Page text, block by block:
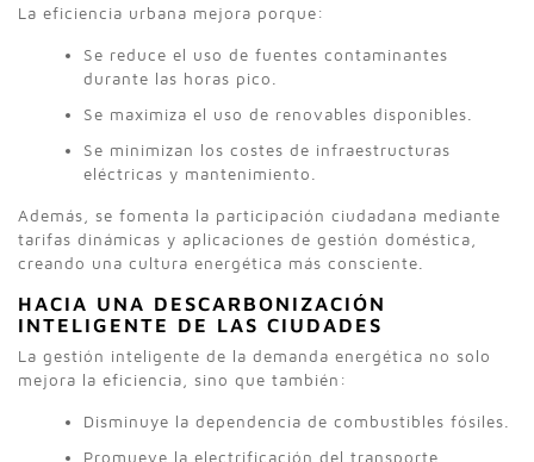
La eficiencia urbana mejora porque:
Se reduce el uso de fuentes contaminantes
durante las horas pico.
Se maximiza el uso de renovables disponibles.
Se minimizan los costes de infraestructuras
eléctricas y mantenimiento.
Además, se fomenta la participación ciudadana mediante
tarifas dinámicas y aplicaciones de gestión doméstica,
creando una cultura energética más consciente.
HACIA UNA DESCARBONIZACIÓN
INTELIGENTE DE LAS CIUDADES
La gestión inteligente de la demanda energética no solo
mejora la eficiencia, sino que también:
Disminuye la dependencia de combustibles fósiles.
Promueve la electrificación del transporte.